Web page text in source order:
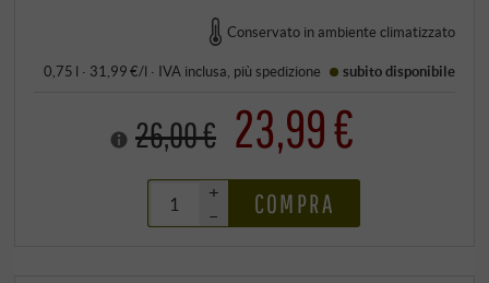
Conservato in ambiente climatizzato
0,75 l · 31,99 €/l · IVA inclusa , piùspedizione subito disponibile
26,00 € 23,99 €
+
–
COMPRA